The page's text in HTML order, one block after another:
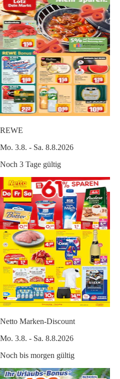
REWE
Mo. 3.8. - Sa. 8.8.2026
Noch 3 Tage gültig
Netto Marken-Discount
Mo. 3.8. - Sa. 8.8.2026
Noch bis morgen gültig